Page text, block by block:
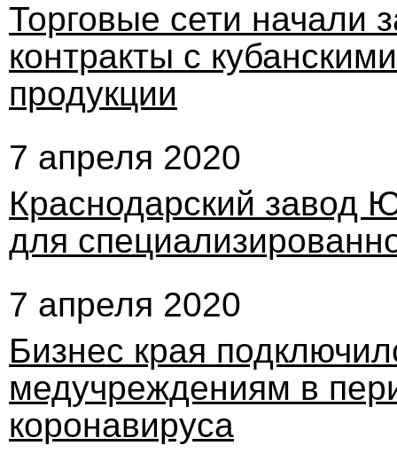
Торговые сети начали
контракты с
продукции
7 апреля 2020
Краснодарский завод
для
7 апреля 2020
Бизнес края
медучреждениям в
коронавируса